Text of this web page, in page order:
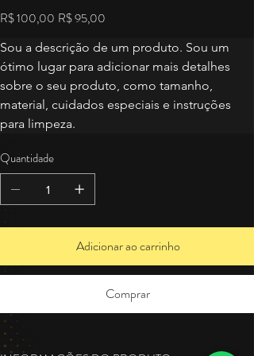
Preço
original
R$ 100,00 Preço
promocional
R$ 95,00
Sou a descrição de um produto. Sou um
ótimo lugar para adicionar mais detalhes
sobre o seu produto, como tamanho,
material, cuidados especiais e instruções
para limpeza.
Quantidade
Adicionar ao carrinho
Comprar